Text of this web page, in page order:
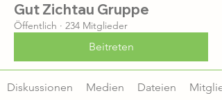
Gut Zichtau Gruppe
Öffentlich · 234 Mitglieder
Beitreten
Diskussionen Medien Dateien